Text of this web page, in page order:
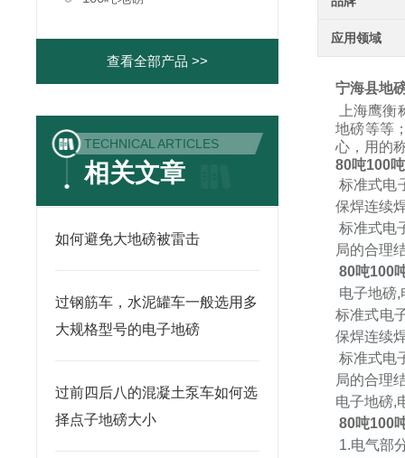
查看全部产品 >>
TECHNICAL ARTICLES
相关文章
如何避免大地磅被雷击
过钢筋车，水泥罐车一般选用多
大规格型号的电子地磅
过前四后八的混凝土泵车如何选
择点子地磅大小
应用领域
宁海县地
上海鹰
地磅等等
心，用的
80吨100吨
标准式电
保焊连续
标准式电
局的合理
80吨100
电子地磅,
标准式电
保焊连续
标准式电
局的合理
电子地磅,
80吨100
1.电气部